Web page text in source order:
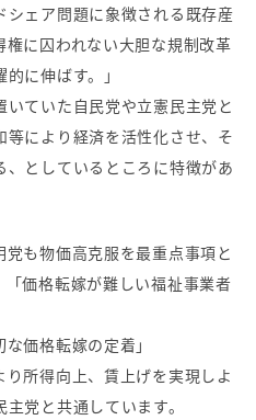
シェア問題に象徴される既存産
に囚われない大胆な規制改革
に伸ばす。」
ていた自民党や立憲民主党と
により経済を活性化させ、そ
としているところに特徴があ
も物価高克服を最重点事項と
価格転嫁が難しい福祉事業者
価格転嫁の定着」
所得向上、賃上げを実現しよ
党と共通しています。